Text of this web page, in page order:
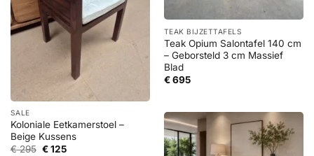
SALE
Koloniale Eetkamerstoel –
Beige Kussens
€295 Oorspronkelijke
€125Huidige
TEAK BIJZETTAFELS
Teak Opium Salontafel 140 cm
– Geborsteld 3 cm Massief
Blad
€695